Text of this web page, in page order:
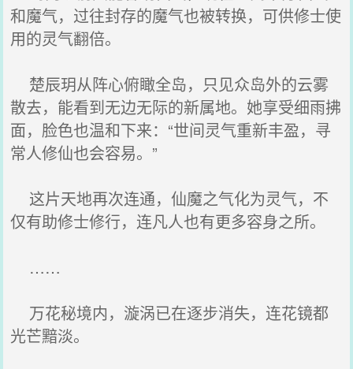
和魔气，过往封存的魔气也被转换，可供修士使
用的灵气翻倍。
楚辰玥从阵心俯瞰全岛，只见众岛外的云雾
散去，能看到无边无际的新属地。她享受细雨拂
面，脸色也温和下来：“世间灵气重新丰盈，寻
常人修仙也会容易。”
这片天地再次连通，仙魔之气化为灵气，不
仅有助修士修行，连凡人也有更多容身之所。
……
万花秘境内，漩涡已在逐步消失，连花镜都
光芒黯淡。